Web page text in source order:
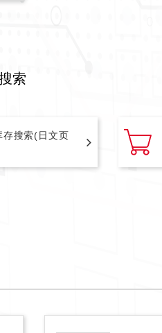
索
存搜索(日文页